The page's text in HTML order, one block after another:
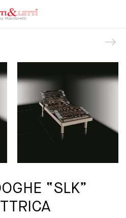
“SLK”